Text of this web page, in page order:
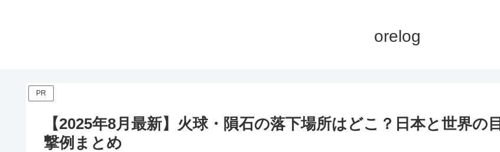
orelog
PR
【2025年8月最新】火球・隕石の落下場所はどこ？日本と世界の目
撃例まとめ